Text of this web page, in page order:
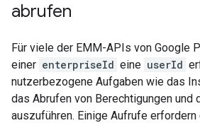
abrufen
Für viele der EMM-APIs von Google
einer enterpriseId eine userId
nutzerbezogene Aufgaben wie das
das Abrufen von Berechtigungen und
auszuführen. Einige Aufrufe